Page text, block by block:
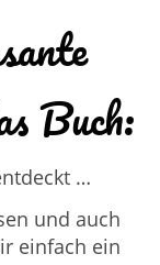
Buch:
…
und auch
einfach ein